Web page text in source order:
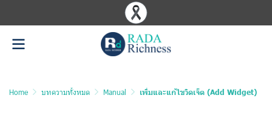
Home บทความทั้งหมด Manual เพิ่มและแก้ไขวิดเจ็ต (Add Widget)